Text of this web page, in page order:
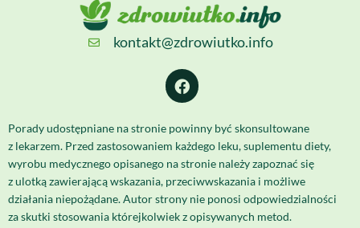
kontakt@zdrowiutko.info
Porady udostępniane na stronie powinny być skonsultowane
z lekarzem. Przed zastosowaniem każdego leku, suplementu diety,
wyrobu medycznego opisanego na stronie należy zapoznać się
z ulotką zawierającą wskazania, przeciwwskazania i możliwe
działania niepożądane. Autor strony nie ponosi odpowiedzialności
za skutki stosowania którejkolwiek z opisywanych metod.